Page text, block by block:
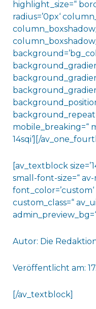
highlight_size=“
radius=’0px‘
mobile_breaking=“
14sqi‘][/
[av_textblock
small-font-size=“
font_color=’custom‘
custom_class=“
Autor: Die
Veröffentlicht am:
[/av_textblock]